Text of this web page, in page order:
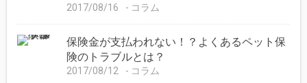
2017/08/16 コラム
保険金が支払われない！？よくあるペット保
険のトラブルとは？
2017/08/12 コラム